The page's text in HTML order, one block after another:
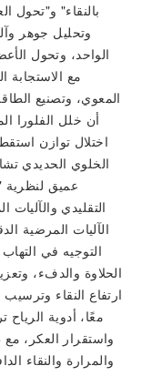
بالنقاء" و"تحول
وتحليل جوهر
الواحد، وتحول
مع الاستجابة
المعوي، وتصنيع
أن خلل الفلورا
اختلال توازن
الخلوي الحديدي
عميق لنظرية
التقليدي
الآليات المرضية
التوجيه في
الحلاوة والدفء،
ارتفاع النقاء وترسيب
معًا، أدوية الرياح
واستقرار العكر،
والمرارة والنقاء